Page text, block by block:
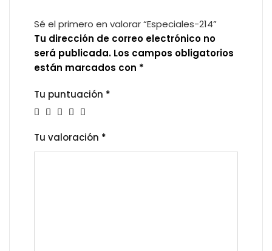
Sé el primero en valorar “Especiales-214”
Tu dirección de correo electrónico no
será publicada. Los campos obligatorios
están marcados con *
Tu puntuación *
Tu valoración *